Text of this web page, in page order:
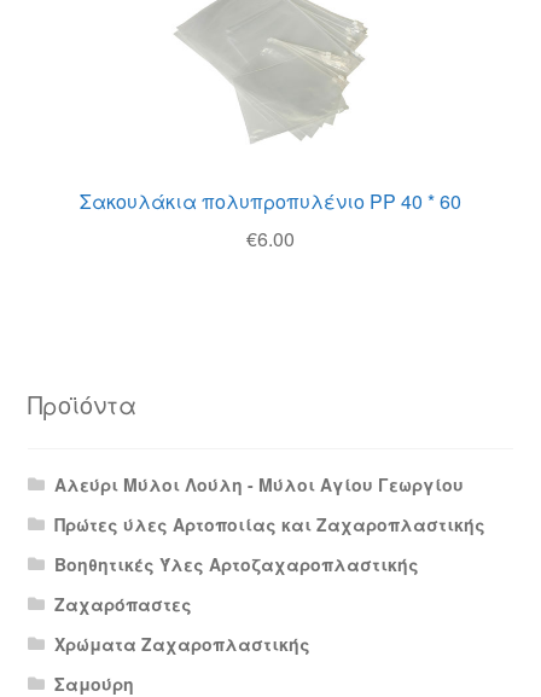
Σακουλάκια πολυπροπυλένιο PP 40 * 60
€6.00
Προϊόντα
Αλεύρι Μύλοι Λούλη - Μύλοι Αγίου Γεωργίου
Πρώτες ύλες Αρτοποιίας και Ζαχαροπλαστικής
Βοηθητικές Ύλες Αρτοζαχαροπλαστικής
Ζαχαρόπαστες
Χρώματα Ζαχαροπλαστικής
Σαμούρη